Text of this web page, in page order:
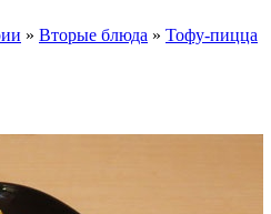
» Вторые блюда » Тофу-пицца